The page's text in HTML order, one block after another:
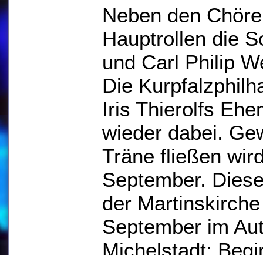
Neben den
Hauptrollen die
und Carl Philip
Die
Iris Thierolfs
wieder dabei.
Träne fließen
September.
der
September im
Michelstadt;